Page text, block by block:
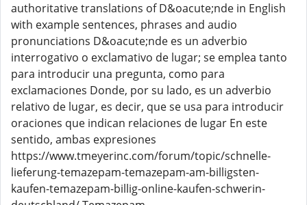
authoritative translations of D&oacute;nde in English
with example sentences, phrases and audio
pronunciations D&oacute;nde es un adverbio
interrogativo o exclamativo de lugar; se emplea tanto
para introducir una pregunta, como para
exclamaciones Donde, por su lado, es un adverbio
relativo de lugar, es decir, que se usa para introducir
oraciones que indican relaciones de lugar En este
sentido, ambas expresiones
https://www.tmeyerinc.com/forum/topic/schnelle-
lieferung-temazepam-temazepam-am-billigsten-
kaufen-temazepam-billig-online-kaufen-schwerin-